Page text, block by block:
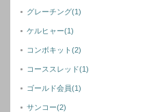
グレーチング(1)
ケルヒャー(1)
コンボキット(2)
コーススレッド(1)
ゴールド会員(1)
サンコー(2)